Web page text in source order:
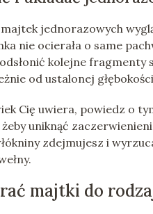
majtek jednorazowych
nie ocierała o same
kolejne
od ustalonej
Cię uwiera, powiedz o
uniknąć
zdejmujesz i
majtki do